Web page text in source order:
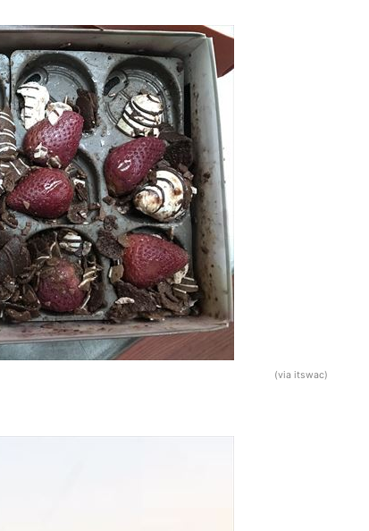
(via itswac)